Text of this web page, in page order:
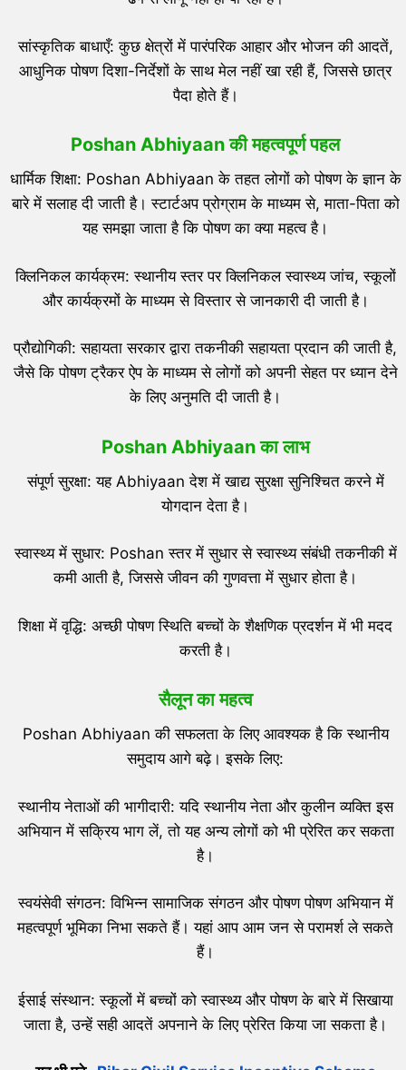
सांस्कृतिक बाधाएँ: कुछ क्षेत्रों में पारंपरिक आहार और भोजन की आदतें,
आधुनिक पोषण दिशा-निर्देशों के साथ मेल नहीं खा रही हैं, जिससे छात्र
पैदा होते हैं।
Poshan Abhiyaanकी महत्वपूर्ण पहल
धार्मिक शिक्षा: Poshan Abhiyaan के तहत लोगों को पोषण के ज्ञान के
बारे में सलाह दी जाती है। स्टार्टअप प्रोग्राम के माध्यम से, माता-पिता को
यह समझा जाता है कि पोषण का क्या महत्व है।
क्लिनिकल कार्यक्रम: स्थानीय स्तर पर क्लिनिकल स्वास्थ्य जांच, स्कूलों
और कार्यक्रमों के माध्यम से विस्तार से जानकारी दी जाती है।
प्रौद्योगिकी: सहायता सरकार द्वारा तकनीकी सहायता प्रदान की जाती है,
जैसे कि पोषण ट्रैकर ऐप के माध्यम से लोगों को अपनी सेहत पर ध्यान देने
के लिए अनुमति दी जाती है।
Poshan Abhiyaanका लाभ
संपूर्ण सुरक्षा: यह Abhiyaan देश में खाद्य सुरक्षा सुनिश्चित करने में
योगदान देता है।
स्वास्थ्य में सुधार: Poshan स्तर में सुधार से स्वास्थ्य संबंधी तकनीकी में
कमी आती है, जिससे जीवन की गुणवत्ता में सुधार होता है।
शिक्षा में वृद्धि: अच्छी पोषण स्थिति बच्चों के शैक्षणिक प्रदर्शन में भी मदद
करती है।
सैलून का महत्व
Poshan Abhiyaan की सफलता के लिए आवश्यक है कि स्थानीय
समुदाय आगे बढ़े। इसके लिए:
स्थानीय नेताओं की भागीदारी: यदि स्थानीय नेता और कुलीन व्यक्ति इस
अभियान में सक्रिय भाग लें, तो यह अन्य लोगों को भी प्रेरित कर सकता
है।
स्वयंसेवी संगठन: विभिन्न सामाजिक संगठन और पोषण पोषण अभियान में
महत्वपूर्ण भूमिका निभा सकते हैं। यहां आप आम जन से परामर्श ले सकते
हैं।
ईसाई संस्थान: स्कूलों में बच्चों को स्वास्थ्य और पोषण के बारे में सिखाया
जाता है, उन्हें सही आदतें अपनाने के लिए प्रेरित किया जा सकता है।